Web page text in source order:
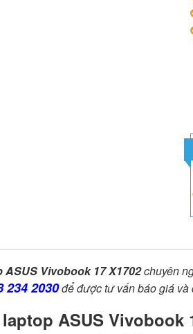
Vivobook 17 X1702chuyên
234 2030để được tư vấn báo giá và
ASUS Vivobook